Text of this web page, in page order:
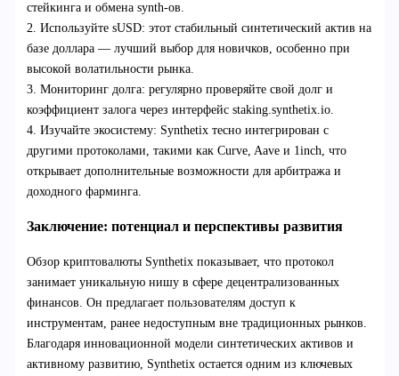
стейкинга и обмена synth-ов.
2. Используйте sUSD: этот стабильный синтетический актив на
базе доллара — лучший выбор для новичков, особенно при
высокой волатильности рынка.
3. Мониторинг долга: регулярно проверяйте свой долг и
коэффициент залога через интерфейс staking.synthetix.io.
4. Изучайте экосистему: Synthetix тесно интегрирован с
другими протоколами, такими как Curve, Aave и 1inch, что
открывает дополнительные возможности для арбитража и
доходного фарминга.
Заключение: потенциал и перспективы развития
Обзор криптовалюты Synthetix показывает, что протокол
занимает уникальную нишу в сфере децентрализованных
финансов. Он предлагает пользователям доступ к
инструментам, ранее недоступным вне традиционных рынков.
Благодаря инновационной модели синтетических активов и
активному развитию, Synthetix остается одним из ключевых